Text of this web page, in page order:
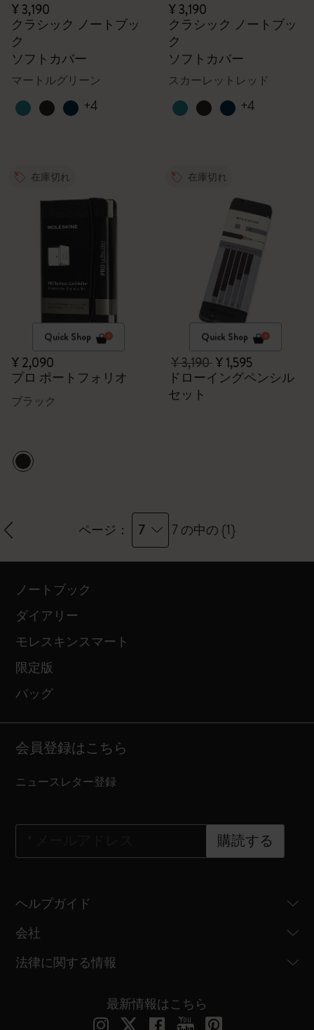
¥ 3,190
クラシック ノートブッ
ク
ソフトカバー
マートルグリーン
+4
¥ 3,190
クラシック ノートブッ
ク
ソフトカバー
スカーレットレッド
+4
在庫切れ
Quick Shop
¥ 2,090
プロ ポートフォリオ
ブラック
在庫切れ
Quick Shop
¥ 3,190¥ 1,595
ドローイングペンシル
セット
ページ： 7 7 の中の {1}
ノートブック
ダイアリー
モレスキンスマート
限定版
バッグ
会員登録はこちら
ニュースレター登録
購読する
ヘルプガイド
会社
法律に関する情報
最新情報はこちら